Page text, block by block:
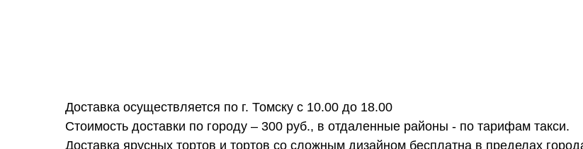
Доставка осуществляется по г. Томску с 10.00 до 18.00
Стоимость доставки по городу – 300 руб., в отдаленные районы - по тарифам такси.
Доставка ярусных тортов и тортов со сложным дизайном бесплатна в пределах